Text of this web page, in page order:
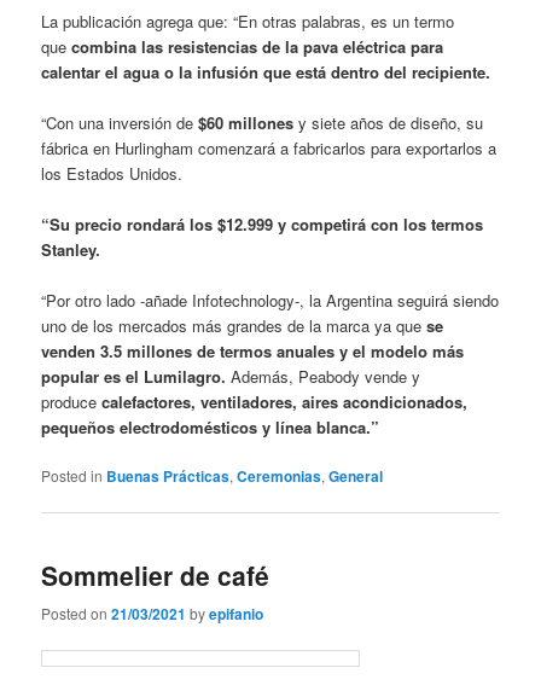
La publicación agrega que: “En otras palabras, es un termo
quecombina las resistencias de la pava eléctrica para
calentar el agua o la infusión que está dentro del recipiente.
“Con una inversión de$60 millones y siete años de diseño, su
fábrica en Hurlingham comenzará a fabricarlos para exportarlos a
los Estados Unidos.
“Su precio rondará los $12.999 y competirá con los termos
Stanley.
“Por otro lado -añade Infotechnology-, la Argentina seguirá siendo
uno de los mercados más grandes de la marca ya que se
venden 3.5 millones de termos anuales y el modelo más
popular es el Lumilagro. Además, Peabody vende y
producecalefactores, ventiladores, aires acondicionados,
pequeños electrodomésticos y línea blanca.”
Posted in Buenas Prácticas,Ceremonias,General
Sommelier de café
Posted on21/03/2021 byepifanio